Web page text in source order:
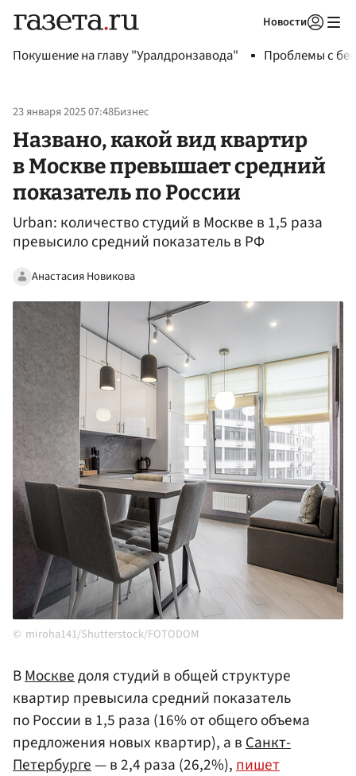
Новости
Покушение на главу "Уралдронзавода" Проблемы с
23 января 2025 07:48Бизнес
Названо, какой вид квартир
в Москве превышает средний
показатель по России
Urban: количество студий в Москве в 1,5 раза
превысило средний показатель в РФ
Анастасия Новикова
miroha141/Shutterstock/FOTODOM
ВМоскведоля студий в общей структуре
квартир превысила средний показатель
по России в 1,5 раза (16% от общего объема
предложения новых квартир), а вСанкт-
Петербурге— в 2,4 раза (26,2%),пишет